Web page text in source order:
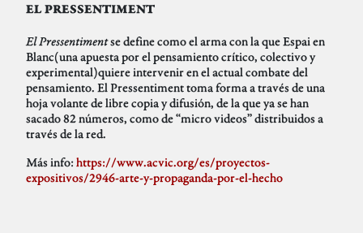
EL PRESSENTIMENT
El Pressentimentse define como el arma con la que Espai en
Blanc(una apuesta por el pensamiento crítico, colectivo y
experimental)quiere intervenir en el actual combate del
pensamiento. El Pressentiment toma forma a través de una
hoja volante de libre copia y difusión, de la que ya se han
sacado 82 números, como de “micro videos” distribuidos a
través de la red.
Más info:https://www.acvic.org/es/proyectos-
expositivos/2946-arte-y-propaganda-por-el-hecho